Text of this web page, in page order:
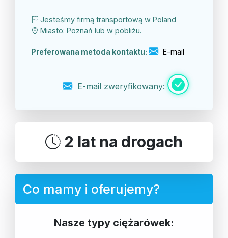
Jesteśmy firmą transportową w Poland
Miasto: Poznań lub w pobliżu.
Preferowana metoda kontaktu: E-mail
E-mail zweryfikowany:
2 lat na drogach
Co mamy i oferujemy?
Nasze typy ciężarówek: